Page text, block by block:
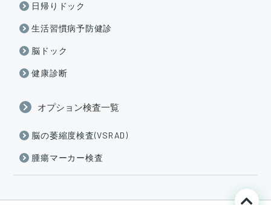
日帰りドック
生活習慣病予防健診
脳ドック
健康診断
オプション検査一覧
脳の萎縮度検査(VSRAD)
腫瘍マーカー検査